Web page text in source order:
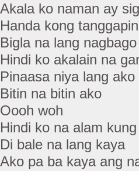
Akala ko naman ay
Handa kong
Bigla na lang
Hindi ko akalain na
Pinaasa niya lang ako
Bitin na bitin ako
Oooh woh
Hindi ko na alam
Di bale na lang kaya
Ako pa ba kaya ang